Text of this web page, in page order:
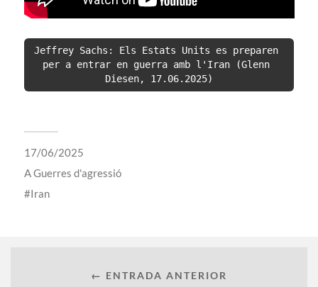
Jeffrey Sachs: Els Estats Units es preparen
per a entrar en guerra amb l'Iran (Glenn
Diesen, 17.06.2025)
17/06/2025
A Guerres d'agressió
Iran
← ENTRADA ANTERIOR